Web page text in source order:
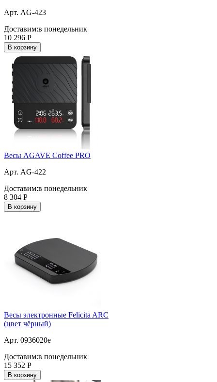
Арт. AG-423
Доставим:в понедельник
10 296 Р
В корзину
Весы AGAVE Coffee PRO
Арт. AG-422
Доставим:в понедельник
8 304 Р
В корзину
Весы электронные Felicita ARC
(цвет чёрный)
Арт. 0936020e
Доставим:в понедельник
15 352 Р
В корзину